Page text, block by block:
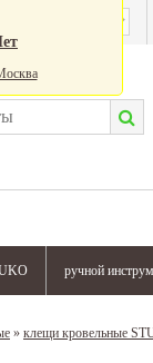
ручной
» клещи кровельные